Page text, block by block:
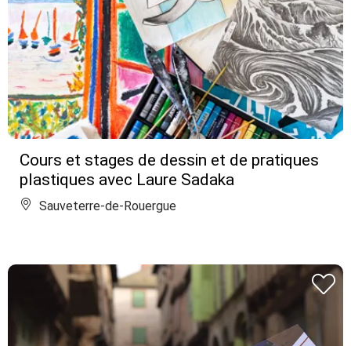
Cours et stages de dessin et de pratiques
plastiques avec Laure Sadaka
Sauveterre-de-Rouergue